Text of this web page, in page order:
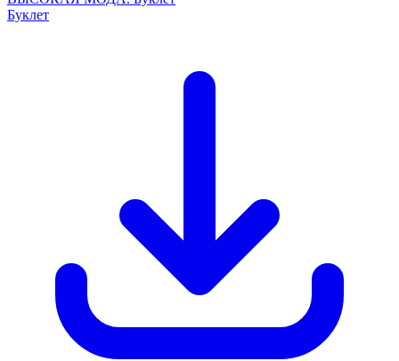
Буклет